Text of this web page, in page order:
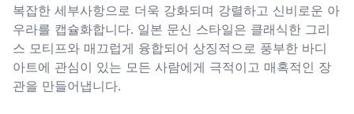
복잡한 세부사항으로 더욱 강화되며 강렬하고 신비로운 아
우라를 캡슐화합니다. 일본 문신 스타일은 클래식한 그리
스 모티프와 매끄럽게 융합되어 상징적으로 풍부한 바디
아트에 관심이 있는 모든 사람에게 극적이고 매혹적인 장
관을 만들어냅니다.